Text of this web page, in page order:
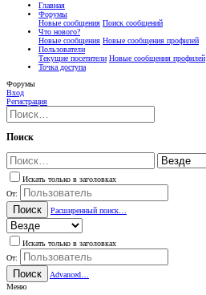
Главная
Форумы
Новые сообщения Поиск сообщений
Что нового?
Новые сообщения Новые сообщения профилей
Пользователи
Текущие посетители Новые сообщения профилей
Точка доступа
Форумы
Вход
Регистрация
Поиск
Искать только в заголовках
От:
Поиск Расширенный поиск…
Искать только в заголовках
От:
Поиск
Advanced…
Меню